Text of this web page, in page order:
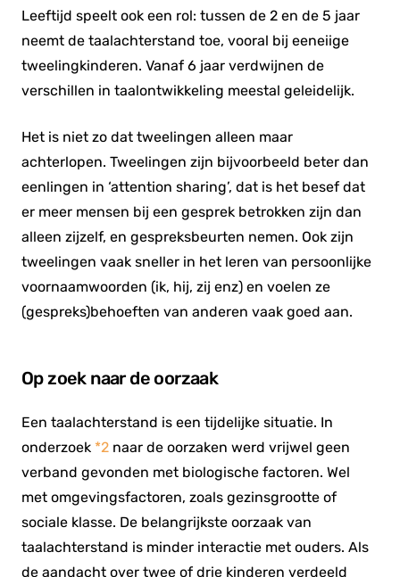
Leeftijd speelt ook een rol: tussen de 2 en de 5 jaar
neemt de taalachterstand toe, vooral bij eeneiige
tweelingkinderen. Vanaf 6 jaar verdwijnen de
verschillen in taalontwikkeling meestal geleidelijk.
Het is niet zo dat tweelingen alleen maar
achterlopen. Tweelingen zijn bijvoorbeeld beter dan
eenlingen in ‘attention sharing’, dat is het besef dat
er meer mensen bij een gesprek betrokken zijn dan
alleen zijzelf, en gespreksbeurten nemen. Ook zijn
tweelingen vaak sneller in het leren van persoonlijke
voornaamwoorden (ik, hij, zij enz) en voelen ze
(gespreks)behoeften van anderen vaak goed aan.
Op zoek naar de oorzaak
Een taalachterstand is een tijdelijke situatie. In
onderzoek *2 naar de oorzaken werd vrijwel geen
verband gevonden met biologische factoren. Wel
met omgevingsfactoren, zoals gezinsgrootte of
sociale klasse. De belangrijkste oorzaak van
taalachterstand is minder interactie met ouders. Als
de aandacht over twee of drie kinderen verdeeld